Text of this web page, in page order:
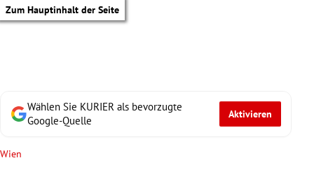
Zum Hauptinhalt der Seite
Wählen Sie KURIER als bevorzugte
Google-Quelle
Aktivieren
Wien